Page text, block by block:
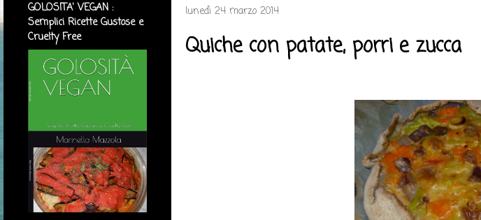
lunedì 24 marzo 2014
Quiche con patate, porri e zucca
GOLOSITA' VEGAN :
Semplici Ricette Gustose e
Cruelty Free